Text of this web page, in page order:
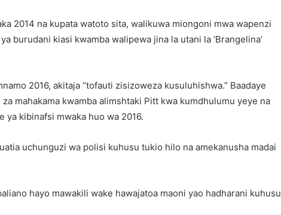
2014 na kupata watoto sita, walikuwa miongoni mwa wapenzi
burudani kiasi kwamba walipewa jina la utani la ‘Brangelina’
2016, akitaja “tofauti zisizoweza kusuluhishwa.” Baadaye
mahakama kwamba alimshtaki Pitt kwa kumdhulumu yeye na
kibinafsi mwaka huo wa 2016.
uchunguzi wa polisi kuhusu tukio hilo na amekanusha madai
hayo mawakili wake hawajatoa maoni yao hadharani kuhusu